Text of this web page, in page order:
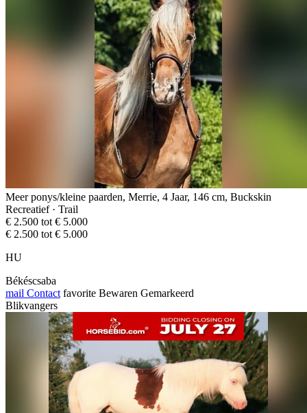
Meer ponys/kleine paarden, Merrie, 4 Jaar, 146 cm, Buckskin
Recreatief · Trail
€ 2.500 tot € 5.000
€ 2.500 tot € 5.000
HU
Békéscsaba
mail Contact favorite Bewaren Gemarkeerd
Blikvangers